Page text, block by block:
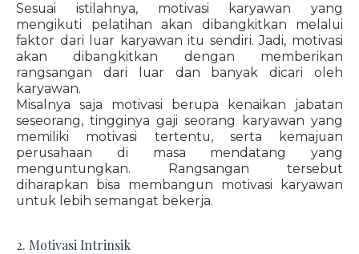
Sesuai istilahnya, motivasi karyawan yang
mengikuti pelatihan akan dibangkitkan melalui
faktor dari luar karyawan itu sendiri. Jadi, motivasi
akan dibangkitkan dengan memberikan
rangsangan dari luar dan banyak dicari oleh
karyawan.
Misalnya saja motivasi berupa kenaikan jabatan
seseorang, tingginya gaji seorang karyawan yang
memiliki motivasi tertentu, serta kemajuan
perusahaan di masa mendatang yang
menguntungkan. Rangsangan tersebut
diharapkan bisa membangun motivasi karyawan
untuk lebih semangat bekerja.
2. Motivasi Intrinsik